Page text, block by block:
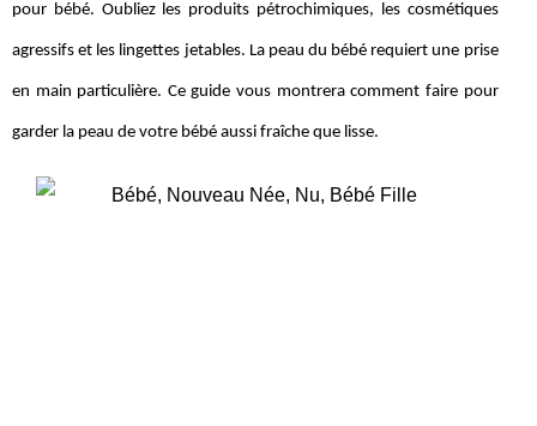
pour bébé. Oubliez les produits pétrochimiques, les cosmétiques
agressifs et les lingettes jetables. La peau du bébé requiert une prise
en main particulière. Ce guide vous montrera comment faire pour
garder la peau de votre bébé aussi fraîche que lisse.